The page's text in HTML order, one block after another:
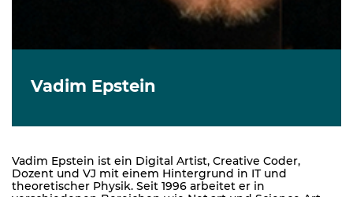
Vadim Epstein
Vadim Epstein ist ein Digital Artist, Creative Coder,
Dozent und VJ mit einem Hintergrund in IT und
theoretischer Physik. Seit 1996 arbeitet er in